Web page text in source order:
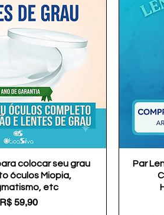
rápida
colocar seu grau
óculos Miopia,
etc
Preço
R$ 59,90
Par